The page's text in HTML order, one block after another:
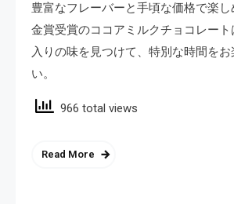
豊富なフレーバーと手頃な価格で楽し
金賞受賞のココアミルクチョコレー
入りの味を見つけて、特別な時間をお
い。
966 total views
Read More